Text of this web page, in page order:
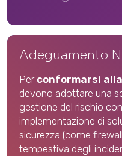
Adeguamento
Per conformarsi
devono adottare una
gestione del rischio
implementazione di
sicurezza (come
tempestiva degli